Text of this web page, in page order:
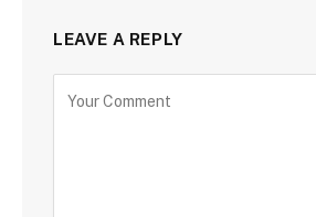
LEAVE A REPLY